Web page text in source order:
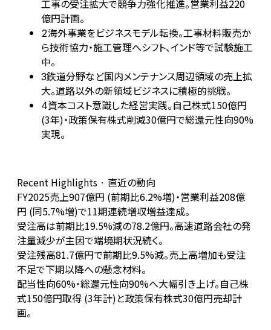
工事の受注拡大で競争力強化推進。営業利益220
億円計画。
2海外事業をビジネスモデル転換。工事材料販売か
ら技術協力・施工管理へシフト、インド等で試験施工
中。
3鉄道分野など国内メンテナンス周辺領域の売上拡
大。道路以外の新領域ビジネスに積極的挑戦。
4資本コスト意識した経営実践。自己株式150億円
(3年)・政策保有株式削減30億円で総還元性向90%
実現。
Recent Highlights · 直近の動向
FY2025売上907億円 (前期比6.2%増)・営業利益208億
円 (同5.7%増)で11期連続増収増益達成。
受注高は前期比19.5%減の78.2億円。高速道路会社の発
注量減少が主因で端境期状況続く。
受注残高81.7億円で前期比9.5%減。売上高増加も受注
不足で下期以降への懸念材料。
配当性向60%・総還元性向90%へ大幅引き上げ。自己株
式150億円取得 (3年計)と政策保有株式30億円売却計
画。